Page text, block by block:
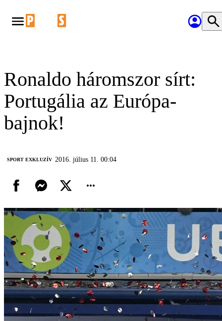
Ronaldo háromszor sírt:
Portugália az Európa-
bajnok!
SPORT EXKLUZÍV 2016. július 11. 00:04